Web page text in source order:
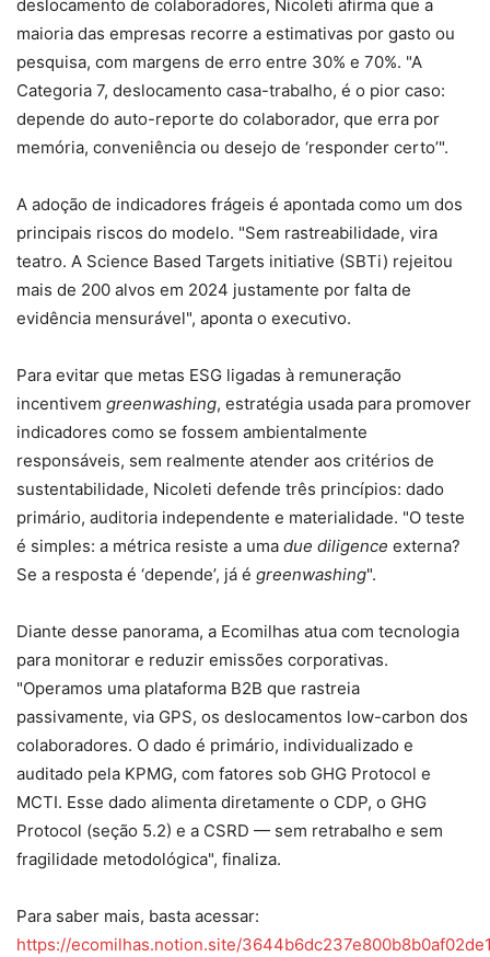
deslocamento de colaboradores, Nicoleti afirma que a
maioria das empresas recorre a estimativas por gasto ou
pesquisa, com margens de erro entre 30% e 70%. "A
Categoria 7, deslocamento casa-trabalho, é o pior caso:
depende do auto-reporte do colaborador, que erra por
memória, conveniência ou desejo de ‘responder certo’".
A adoção de indicadores frágeis é apontada como um dos
principais riscos do modelo. "Sem rastreabilidade, vira
teatro. A Science Based Targets initiative (SBTi) rejeitou
mais de 200 alvos em 2024 justamente por falta de
evidência mensurável", aponta o executivo.
Para evitar que metas ESG ligadas à remuneração
incentivem greenwashing, estratégia usada para promover
indicadores como se fossem ambientalmente
responsáveis, sem realmente atender aos critérios de
sustentabilidade, Nicoleti defende três princípios: dado
primário, auditoria independente e materialidade. "O teste
é simples: a métrica resiste a uma due diligence externa?
Se a resposta é ‘depende’, já é greenwashing".
Diante desse panorama, a Ecomilhas atua com tecnologia
para monitorar e reduzir emissões corporativas.
"Operamos uma plataforma B2B que rastreia
passivamente, via GPS, os deslocamentos low-carbon dos
colaboradores. O dado é primário, individualizado e
auditado pela KPMG, com fatores sob GHG Protocol e
MCTI. Esse dado alimenta diretamente o CDP, o GHG
Protocol (seção 5.2) e a CSRD — sem retrabalho e sem
fragilidade metodológica", finaliza.
Para saber mais, basta acessar:
https://ecomilhas.notion.site/